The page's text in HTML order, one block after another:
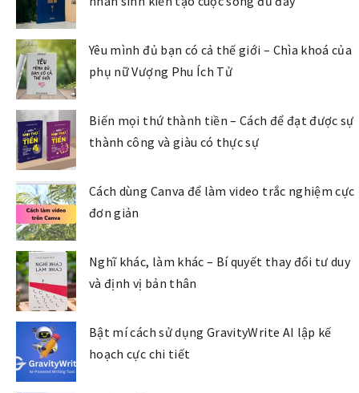
Yêu mình đủ bạn có cả thế giới – Chìa khoá của
phụ nữ Vượng Phu Ích Tử
Biến mọi thứ thành tiền – Cách để đạt được sự
thành công và giàu có thực sự
Cách dùng Canva để làm video trắc nghiệm cực
đơn giản
Nghĩ khác, làm khác – Bí quyết thay đổi tư duy
và định vị bản thân
Bật mí cách sử dụng GravityWrite AI lập kế
hoạch cực chi tiết